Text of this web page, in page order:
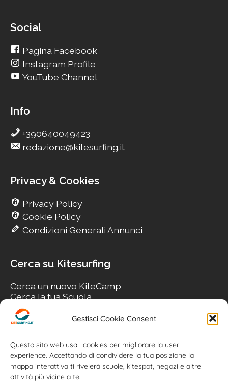
Gestisci Cookie Consent
Questo sito web usa i cookies per migliorare la user
experience. Accettando di condividere la tua posizione la
mappa interattiva ti rivelerà scuole, kitespot, negozi e altre
attività più vicine a te.
Social
Pagina Facebook
Instagram Profile
YouTube Channel
Info
+390640049423
redazione@kitesurfing.it
Privacy & Cookies
Privacy Policy
Cookie Policy
Condizioni Generali Annunci
Cerca su Kitesurfing
Cerca un nuovo KiteCamp
Cerca la tua Scuola
Cerca il tuo KiteSpot
Cerca Accommodation
Cerca il tuo Usato